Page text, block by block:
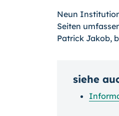
Neun
Seiten
Patrick Jakob,
siehe